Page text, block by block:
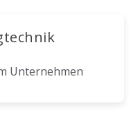
Unternehmen